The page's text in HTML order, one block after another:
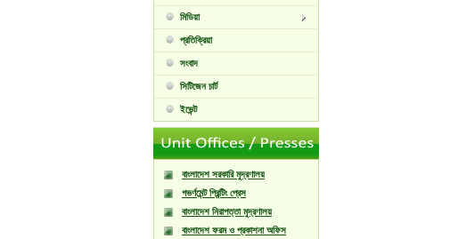
মিডিয়া
প্রতিক্রিয়া
সংবাদ
সিটিজেন চার্ট
ইভেন্ট
বাংলাদেশ সরকারি মুদ্রণালয়
গভর্ণমেন্ট প্রিন্টিং প্রেস
বাংলাদেশ নিরাপত্তা মুদ্রণালয়
বাংলাদেশ ফরম ও প্রকাশনা অফিস